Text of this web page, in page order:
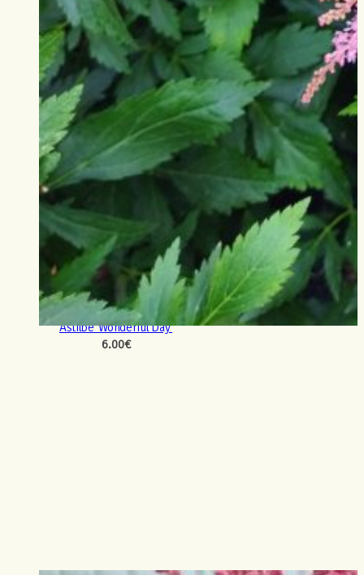
Astilbe ‘Wonderful Day’
6.00€